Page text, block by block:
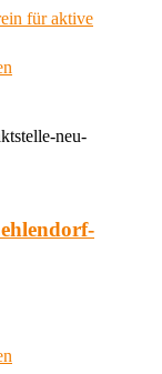
für aktive
neu-